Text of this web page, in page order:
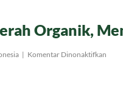
Organik,
| Komentar Dinonaktifkan